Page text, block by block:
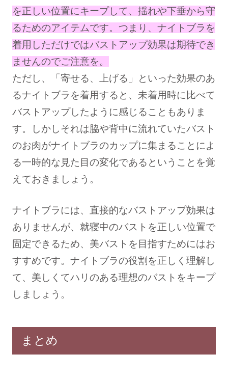
を正しい位置にキープして、揺れや下垂から守
るためのアイテムです。つまり、ナイトブラを
着用しただけではバストアップ効果は期待でき
ませんのでご注意を。
ただし、「寄せる、上げる」といった効果のあ
るナイトブラを着用すると、未着用時に比べて
バストアップしたように感じることもありま
す。しかしそれは脇や背中に流れていたバスト
のお肉がナイトブラのカップに集まることによ
る一時的な見た目の変化であるということを覚
えておきましょう。
ナイトブラには、直接的なバストアップ効果は
ありませんが、就寝中のバストを正しい位置で
固定できるため、美バストを目指すためにはお
すすめです。ナイトブラの役割を正しく理解し
て、美しくてハリのある理想のバストをキープ
しましょう。
まとめ